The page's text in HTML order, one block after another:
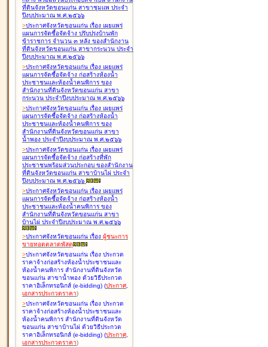
ที่ดินจังหวัดขอนแก่น สาขาชุมแพ ประจำ
ปีงบประมาณ พ.ศ.๒๕๖๖
>ประกาศจังหวัดขอนแก่น เรื่อง เผยแพร่
แผนการจัดซื้อจัดจ้าง ปรับปรุงบ้านพัก
ข้าราชการ จำนวน ๓ หลัง ของสำนักงาน
ที่ดินจังหวัดขอนแก่น สาขากระนวน ประจำ
ปีงบประมาณ พ.ศ.๒๕๖๖
>ประกาศจังหวัดขอนแก่น เรื่อง เผยแพร่
แผนการจัดซื้อจัดจ้าง ก่อสร้างห้องน้ำ
ประชาชนและห้องน้ำคนพิการ ของ
สำนักงานที่ดินจังหวัดขอนแก่น สาขา
กระนวน ประจำปีงบประมาณ พ.ศ.๒๕๖๖
>ประกาศจังหวัดขอนแก่น เรื่อง เผยแพร่
แผนการจัดซื้อจัดจ้าง ก่อสร้างห้องน้ำ
ประชาชนและห้องน้ำคนพิการ ของ
สำนักงานที่ดินจังหวัดขอนแก่น สาขา
น้ำพอง ประจำปีงบประมาณ พ.ศ.๒๕๖๖
>ประกาศจังหวัดขอนแก่น เรื่อง เผยแพร่
แผนการจัดซื้อจัดจ้าง ก่อสร้างที่พัก
ประชาชนพร้อมส่วนประกอบ ของสำนักงาน
ที่ดินจังหวัดขอนแก่น สาขาบ้านไผ่ ประจำ
ปีงบประมาณ พ.ศ.๒๕๖๖
>ประกาศจังหวัดขอนแก่น เรื่อง เผยแพร่
แผนการจัดซื้อจัดจ้าง ก่อสร้างห้องน้ำ
ประชาชนและห้องน้ำคนพิการ ของ
สำนักงานที่ดินจังหวัดขอนแก่น สาขา
บ้านไผ่ ประจำปีงบประมาณ พ.ศ.๒๕๖๖
>ประกาศจังหวัดขอนแก่น เรื่อง ผู้ชนะการ
ขายทอดตลาดพัสดุ
>ประกาศจังหวัดขอนแก่น เรื่อง ประกวด
ราคาจ้างก่อสร้างห้องน้ำประชาชนและ
ห้องน้ำคนพิการ สำนักงานที่ดินจังหวัด
ขอนแก่น สาขาน้ำพอง ด้วยวิธีประกวด
ราคาอิเล็กทรอนิกส์ (e-bidding) (ประกาศ,
เอกสารประกวดราคา)
>ประกาศจังหวัดขอนแก่น เรื่อง ประกวด
ราคาจ้างก่อสร้างห้องน้ำประชาชนและ
ห้องน้ำคนพิการ สำนักงานที่ดินจังหวัด
ขอนแก่น สาขาบ้านไผ่ ด้วยวิธีประกวด
ราคาอิเล็กทรอนิกส์ (e-bidding) (ประกาศ,
เอกสารประกวดราคา)